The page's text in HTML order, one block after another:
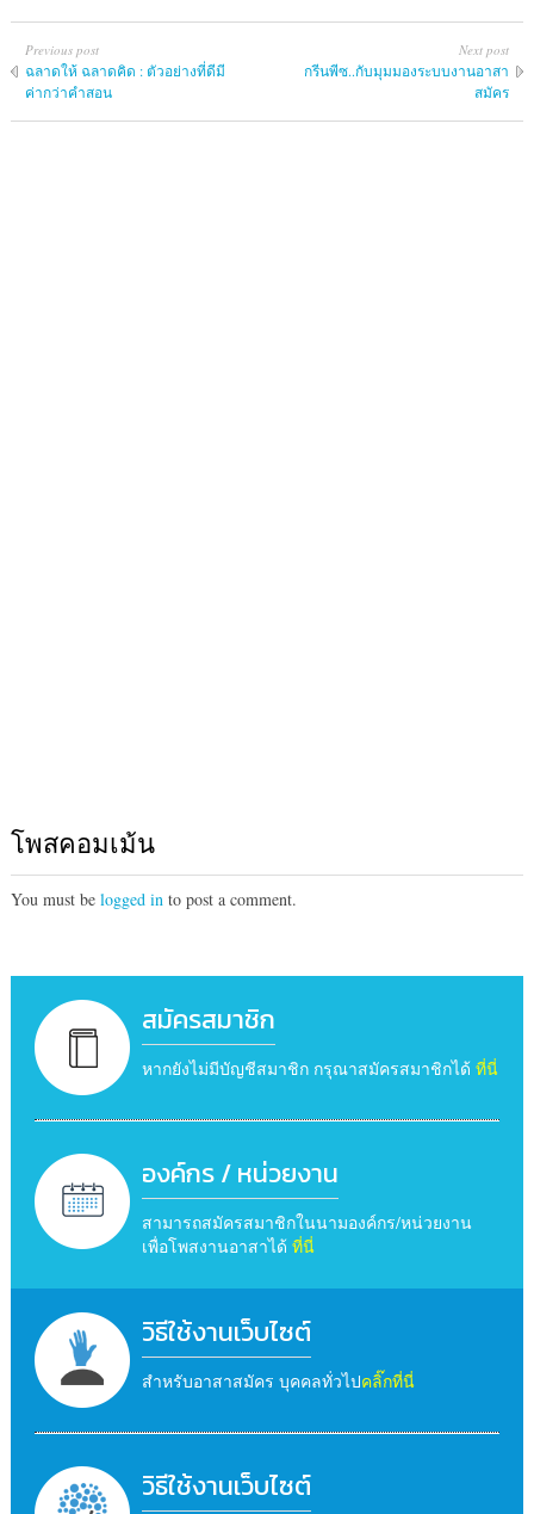
Previous post
ฉลาดให้ ฉลาดคิด : ตัวอย่างที่ดีมี
ค่ากว่าคำสอน
Next post
กรีนพีซ..กับมุมมองระบบงานอาสา
สมัคร
โพสคอมเม้น
You must be logged into post a comment.
สมัครสมาชิก
หากยังไม่มีบัญชีสมาชิก กรุณาสมัครสมาชิกได้ ที่นี่
องค์กร / หน่วยงาน
สามารถสมัครสมาชิกในนามองค์กร/หน่วยงาน
เพื่อโพสงานอาสาได้ ที่นี่
วิธีใช้งานเว็บไซต์
สำหรับอาสาสมัคร บุคคลทั่วไปคลิ๊กที่นี่
วิธีใช้งานเว็บไซต์